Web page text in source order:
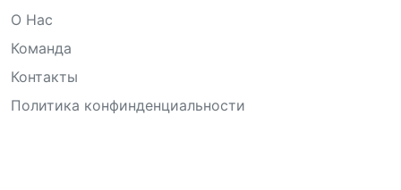
О Нас
Команда
Контакты
Политика конфинденциальности